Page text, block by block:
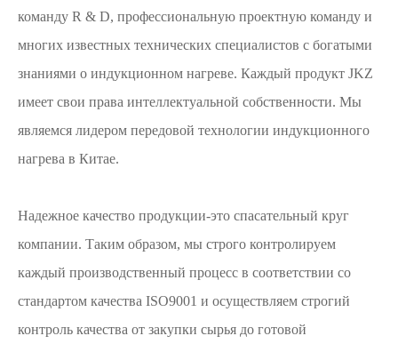
команду R & D, профессиональную проектную команду и
многих известных технических специалистов с богатыми
знаниями о индукционном нагреве. Каждый продукт JKZ
имеет свои права интеллектуальной собственности. Мы
являемся лидером передовой технологии индукционного
нагрева в Китае.
Надежное качество продукции-это спасательный круг
компании. Таким образом, мы строго контролируем
каждый производственный процесс в соответствии со
стандартом качества ISO9001 и осуществляем строгий
контроль качества от закупки сырья до готовой